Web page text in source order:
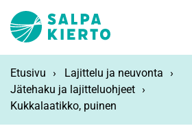
Etusivu
Lajittelu ja neuvonta
Jätehaku ja lajitteluohjeet
Kukkalaatikko, puinen